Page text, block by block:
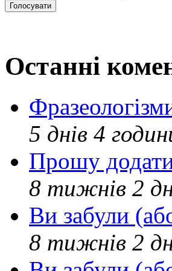
Останні
5 днів 4
Прошу
8 тижнів 2
Ви забули
8 тижнів 2